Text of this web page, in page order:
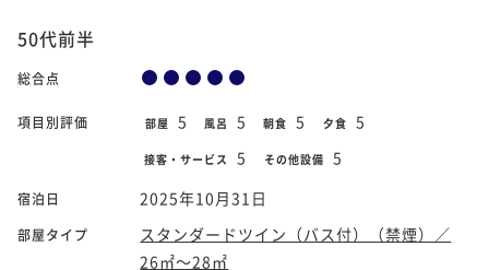
50代前半
総合点
項目別評価 部屋 5 風呂 5 朝食 5 夕食 5
接客・サービス 5 その他設備 5
宿泊日 2025年10月31日
部屋タイプ
スタンダードツイン（バス付）（禁煙）／
26㎡～28㎡